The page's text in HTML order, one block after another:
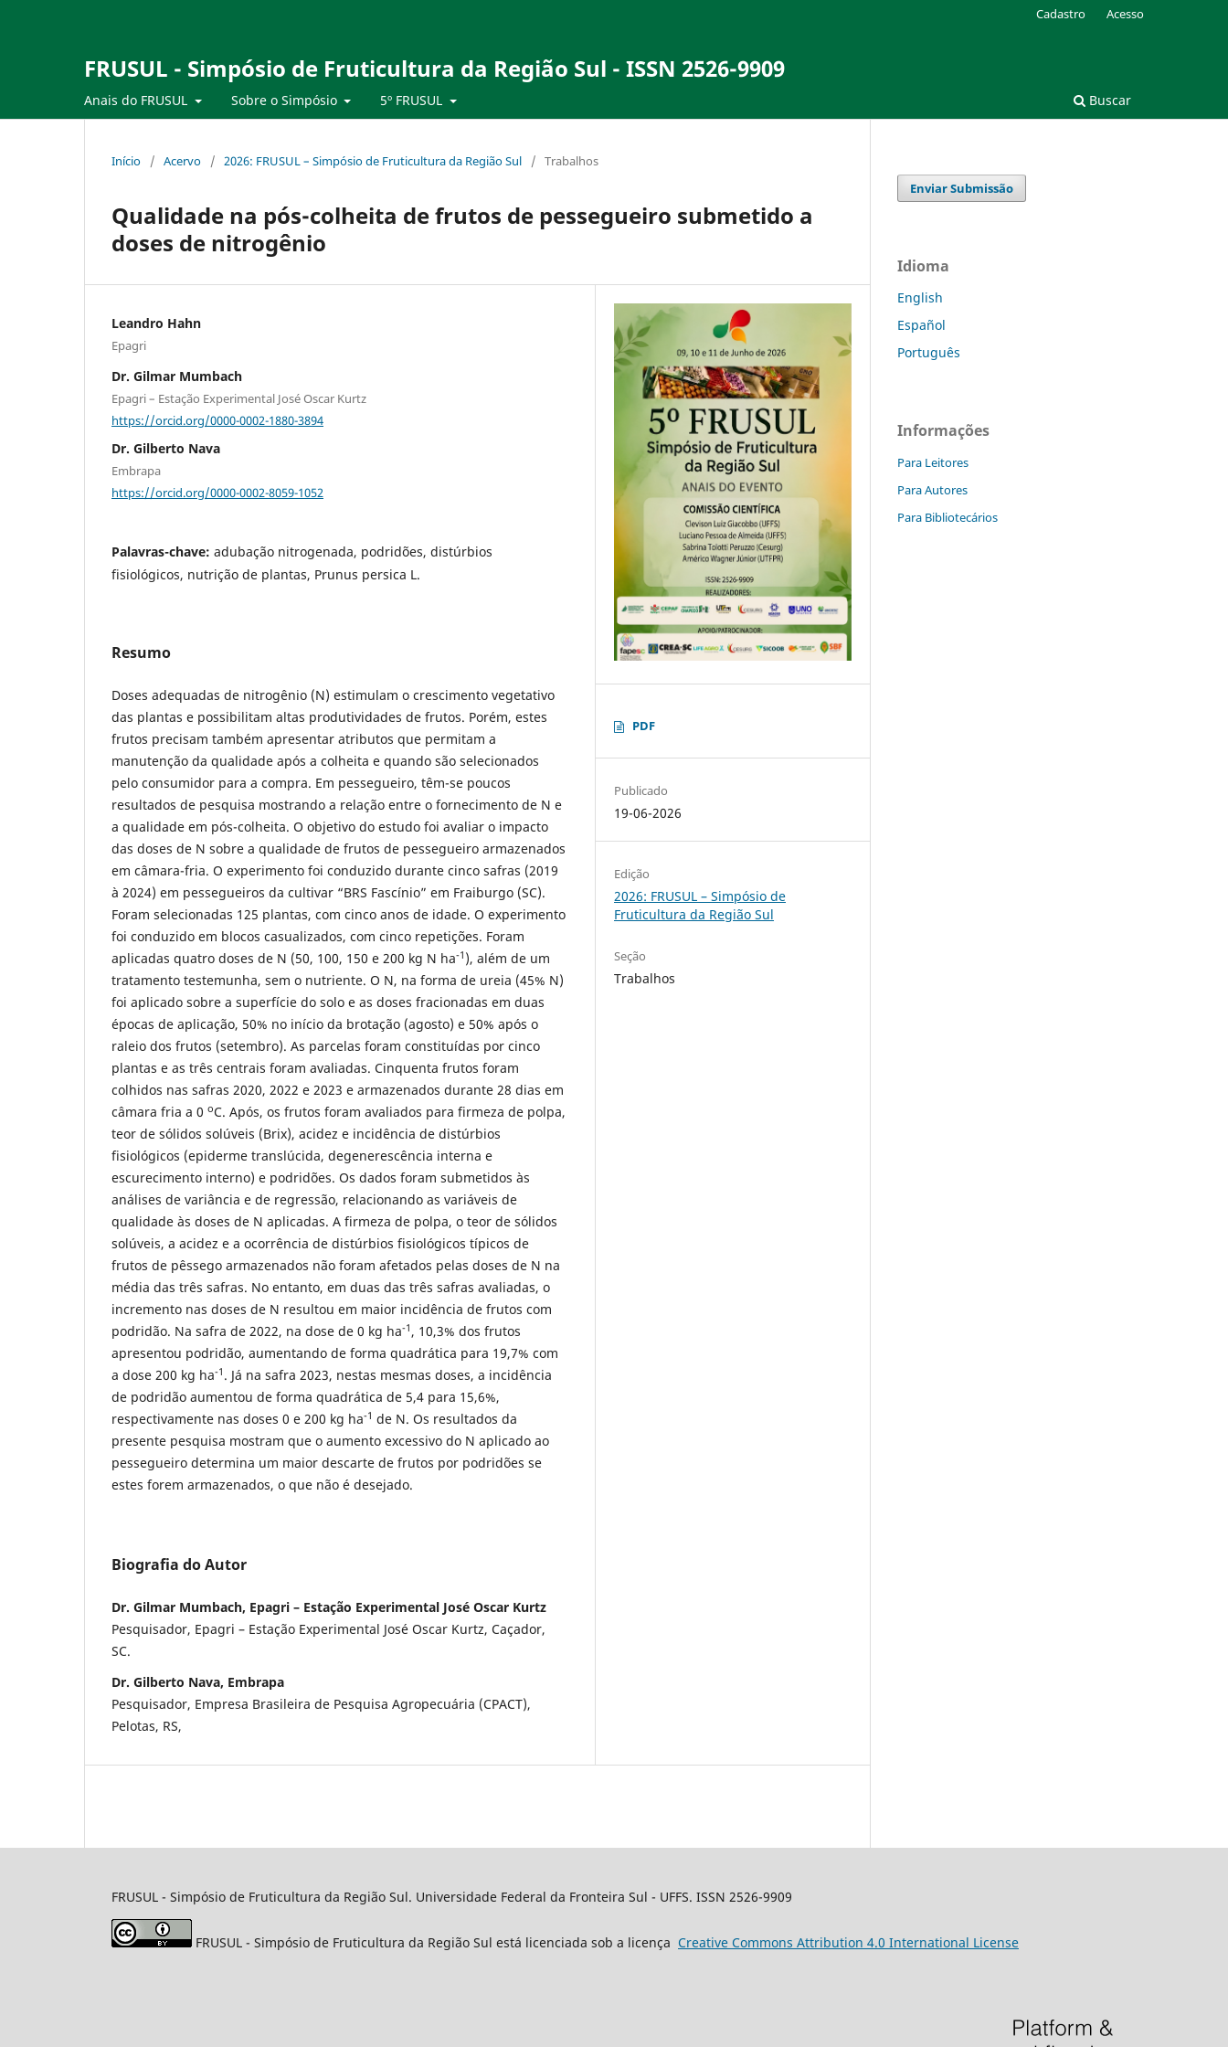
FRUSUL - Simpósio de Fruticultura da Região Sul - ISSN 2526-9909
Anais do FRUSUL Sobre o Simpósio 5º FRUSUL Buscar
Cadastro Acesso
Início / Acervo / 2026: FRUSUL – Simpósio de Fruticultura da Região Sul / Trabalhos
Qualidade na pós-colheita de frutos de pessegueiro submetido a
doses de nitrogênio
Leandro Hahn
Epagri
Dr. Gilmar Mumbach
Epagri – Estação Experimental José Oscar Kurtz
https://orcid.org/0000-0002-1880-3894
Dr. Gilberto Nava
Embrapa
https://orcid.org/0000-0002-8059-1052
Palavras-chave: adubação nitrogenada, podridões, distúrbios
fisiológicos, nutrição de plantas, Prunus persica L.
Resumo
Doses adequadas de nitrogênio (N) estimulam o crescimento vegetativo
das plantas e possibilitam altas produtividades de frutos. Porém, estes
frutos precisam também apresentar atributos que permitam a
manutenção da qualidade após a colheita e quando são selecionados
pelo consumidor para a compra. Em pessegueiro, têm-se poucos
resultados de pesquisa mostrando a relação entre o fornecimento de N e
a qualidade em pós-colheita. O objetivo do estudo foi avaliar o impacto
das doses de N sobre a qualidade de frutos de pessegueiro armazenados
em câmara-fria. O experimento foi conduzido durante cinco safras (2019
à 2024) em pessegueiros da cultivar “BRS Fascínio” em Fraiburgo (SC).
Foram selecionadas 125 plantas, com cinco anos de idade. O experimento
foi conduzido em blocos casualizados, com cinco repetições. Foram
aplicadas quatro doses de N (50, 100, 150 e 200 kg N ha-1 ), além de um
tratamento testemunha, sem o nutriente. O N, na forma de ureia (45% N)
foi aplicado sobre a superfície do solo e as doses fracionadas em duas
épocas de aplicação, 50% no início da brotação (agosto) e 50% após o
raleio dos frutos (setembro). As parcelas foram constituídas por cinco
plantas e as três centrais foram avaliadas. Cinquenta frutos foram
colhidos nas safras 2020, 2022 e 2023 e armazenados durante 28 dias em
câmara fria a 0 oC. Após, os frutos foram avaliados para firmeza de polpa,
teor de sólidos solúveis (Brix), acidez e incidência de distúrbios
fisiológicos (epiderme translúcida, degenerescência interna e
escurecimento interno) e podridões. Os dados foram submetidos às
análises de variância e de regressão, relacionando as variáveis de
qualidade às doses de N aplicadas. A firmeza de polpa, o teor de sólidos
solúveis, a acidez e a ocorrência de distúrbios fisiológicos típicos de
frutos de pêssego armazenados não foram afetados pelas doses de N na
média das três safras. No entanto, em duas das três safras avaliadas, o
incremento nas doses de N resultou em maior incidência de frutos com
podridão. Na safra de 2022, na dose de 0 kg ha-1 , 10,3% dos frutos
apresentou podridão, aumentando de forma quadrática para 19,7% com
a dose 200 kg ha-1 . Já na safra 2023, nestas mesmas doses, a incidência
de podridão aumentou de forma quadrática de 5,4 para 15,6%,
respectivamente nas doses 0 e 200 kg ha-1 de N. Os resultados da
presente pesquisa mostram que o aumento excessivo do N aplicado ao
pessegueiro determina um maior descarte de frutos por podridões se
estes forem armazenados, o que não é desejado.
Biografia do Autor
Dr. Gilmar Mumbach, Epagri – Estação Experimental José Oscar Kurtz
Pesquisador, Epagri – Estação Experimental José Oscar Kurtz, Caçador,
SC.
Dr. Gilberto Nava, Embrapa
Pesquisador, Empresa Brasileira de Pesquisa Agropecuária (CPACT),
Pelotas, RS,
PDF
Publicado
19-06-2026
Edição
2026: FRUSUL – Simpósio de
Fruticultura da Região Sul
Seção
Trabalhos
Enviar Submissão
Idioma
English
Español
Português
Informações
Para Leitores
Para Autores
Para Bibliotecários
FRUSUL - Simpósio de Fruticultura da Região Sul. Universidade Federal da Fronteira Sul - UFFS. ISSN 2526-9909
FRUSUL - Simpósio de Fruticultura da Região Sul está licenciada sob a licença Creative Commons Attribution 4.0 International License